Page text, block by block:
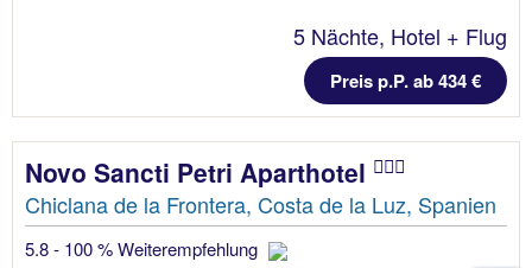
5 Nächte, Hotel + Flug
Preis p.P. ab 434 €
Novo Sancti Petri Aparthotel
Chiclana de la Frontera, Costa de la Luz, Spanien
5.8 - 100 % Weiterempfehlung